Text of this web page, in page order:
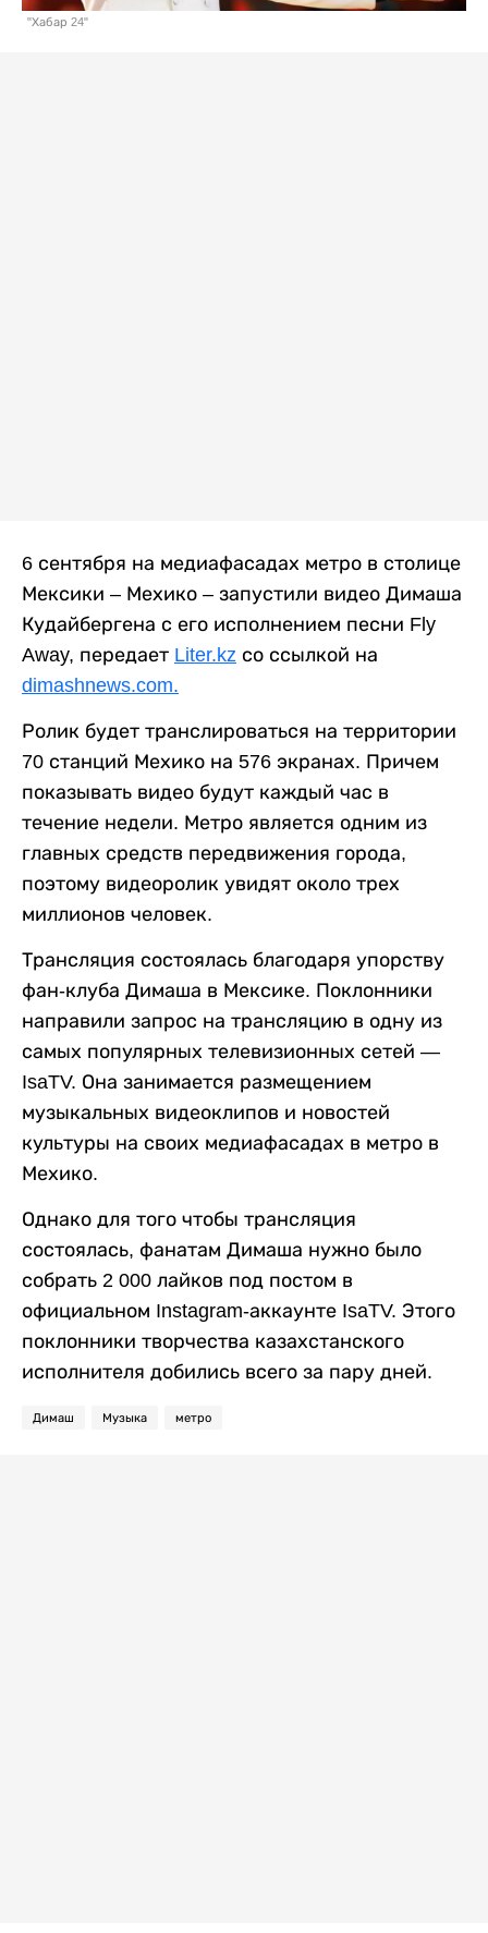
"Хабар 24"
6 сентября на медиафасадах метро в столице
Мексики – Мехико – запустили видео Димаша
Кудайбергена с его исполнением песни Fly
Away, передает Liter.kz со ссылкой на
dimashnews.com.
Ролик будет транслироваться на территории
70 станций Мехико на 576 экранах. Причем
показывать видео будут каждый час в
течение недели. Метро является одним из
главных средств передвижения города,
поэтому видеоролик увидят около трех
миллионов человек.
Трансляция состоялась благодаря упорству
фан-клуба Димаша в Мексике. Поклонники
направили запрос на трансляцию в одну из
самых популярных телевизионных сетей —
IsaTV. Она занимается размещением
музыкальных видеоклипов и новостей
культуры на своих медиафасадах в метро в
Мехико.
Однако для того чтобы трансляция
состоялась, фанатам Димаша нужно было
собрать 2 000 лайков под постом в
официальном Instagram-аккаунте IsaTV. Этого
поклонники творчества казахстанского
исполнителя добились всего за пару дней.
Димаш Музыка метро